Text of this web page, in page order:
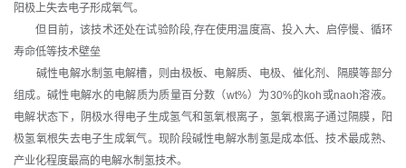
阳极上失去电子形成氧气。
但目前，该技术还处在试验阶段,存在使用温度高、投入大、启停慢、循环
寿命低等技术壁垒
碱性电解水制氢电解槽，则由极板、电解质、电极、催化剂、隔膜等部分
组成。碱性电解水的电解质为质量百分数（wt%）为30%的koh或naoh溶液。
电解状态下，阴极水得电子生成氢气和氢氧根离子，氢氧根离子通过隔膜，阳
极氢氧根失去电子生成氧气。现阶段碱性电解水制氢是成本低、技术最成熟、
产业化程度最高的电解水制氢技术。